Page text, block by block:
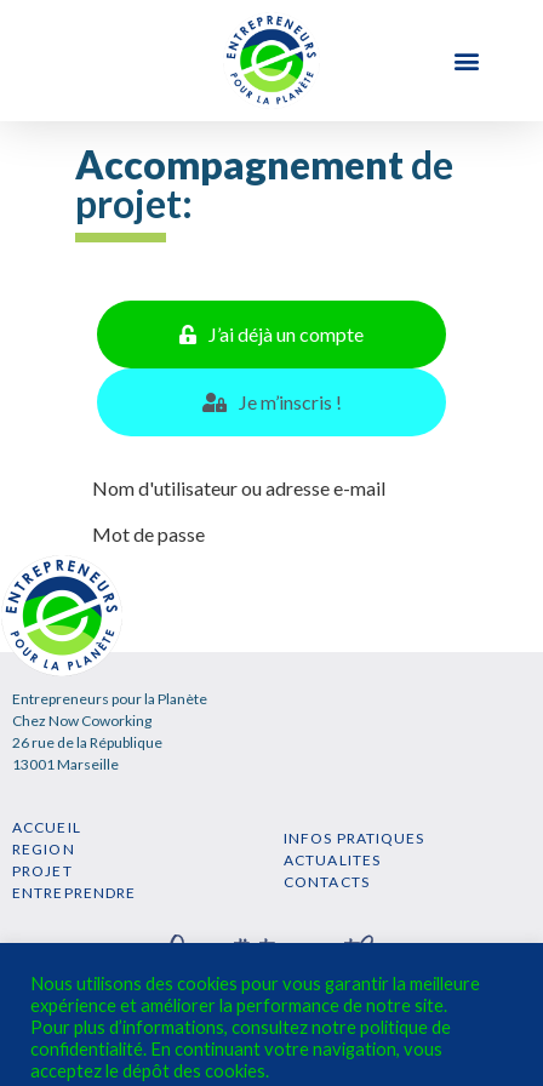
Accompagnementde
projet:
J’ai déjà un compte
Je m’inscris !
Nom d'utilisateur ou adresse e-mail
Mot de passe
Entrepreneurs pour la Planète
Chez Now Coworking
26 rue de la République
13001 Marseille
ACCUEIL
REGION
PROJET
ENTREPRENDRE
INFOS PRATIQUES
ACTUALITES
CONTACTS
S'INSCRIRE A LA NEWSLETTER →
Nous utilisons des cookies pour vous garantir la meilleure
expérience et améliorer la performance de notre site.
Pour plus d’informations, consultez notre politique de
confidentialité. En continuant votre navigation, vous
acceptez le dépôt des cookies.